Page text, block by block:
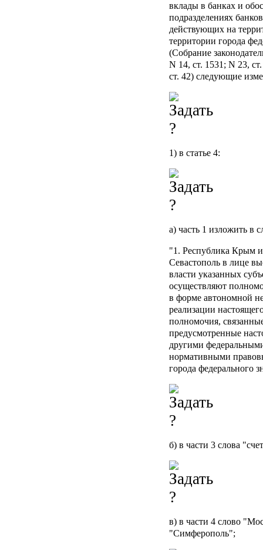
вклады в банках и
подразделениях
действующих на
территории города
(Собрание
N 14, ст. 1531; N 23,
ст. 42) следующие
1) в статье 4:
а) часть 1 изложить в
"1. Республика Крым и
Севастополь в лице
власти указанных
осуществляют
в форме автономной
реализации
полномочия,
предусмотренные
другими
нормативными
города федерального
б) в части 3 слова
в) в части 4 слово
"Симферополь";